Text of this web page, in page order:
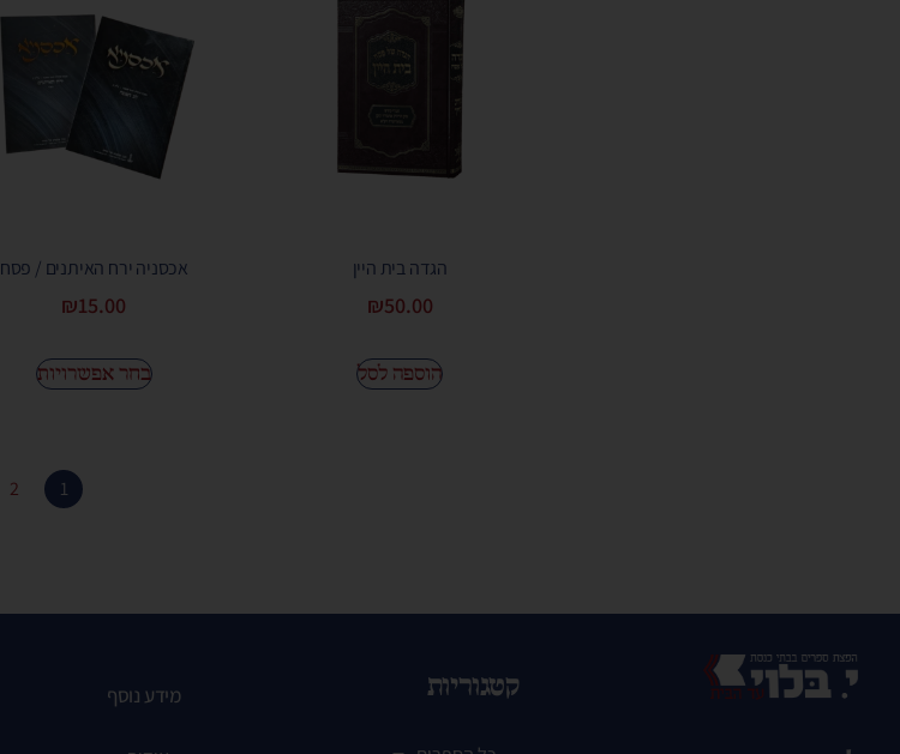
הגדה בית היין
₪50.00
הוספה לסל
אכסניה ירח האיתנים / פסח
₪15.00
בחר אפשרויות
1
2
קטגוריות מידע נוסף